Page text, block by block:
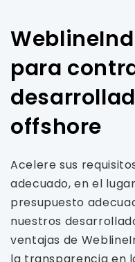
para
offshore
Acelere sus
adecuado, en el
presupuesto
nuestros
ventajas de